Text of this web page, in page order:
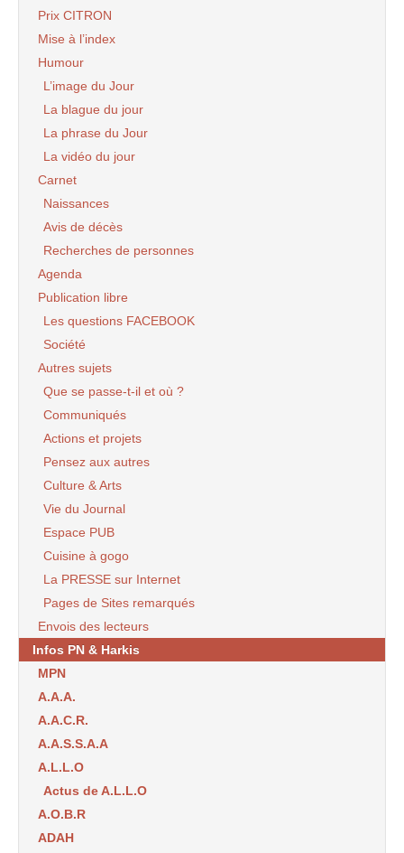
Prix CITRON
Mise à l’index
Humour
L’image du Jour
La blague du jour
La phrase du Jour
La vidéo du jour
Carnet
Naissances
Avis de décès
Recherches de personnes
Agenda
Publication libre
Les questions FACEBOOK
Société
Autres sujets
Que se passe-t-il et où ?
Communiqués
Actions et projets
Pensez aux autres
Culture & Arts
Vie du Journal
Espace PUB
Cuisine à gogo
La PRESSE sur Internet
Pages de Sites remarqués
Envois des lecteurs
Infos PN & Harkis
MPN
A.A.A.
A.A.C.R.
A.A.S.S.A.A
A.L.L.O
Actus de A.L.L.O
A.O.B.R
ADAH